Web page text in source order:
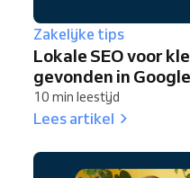
Zakelijke tips
Lokale SEO voor
gevonden in
10 min leestijd
Lees artikel